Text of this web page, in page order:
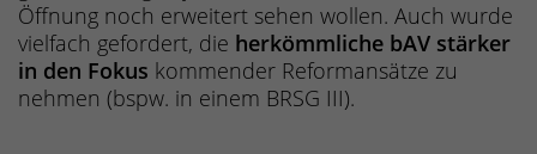
Öffnung noch erweitert sehen wollen. Auch wurde
vielfach gefordert, die herkömmliche bAV stärker
in den Fokus kommender Reformansätze zu
nehmen (bspw. in einem BRSG III).